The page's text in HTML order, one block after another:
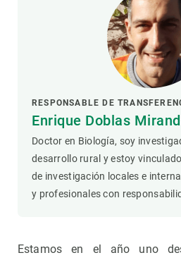
RESPONSABLE DE
Enrique Doblas
Doctor en Biología, soy
desarrollo rural y estoy
de investigación locales e
y profesionales con
Estamos en el año uno